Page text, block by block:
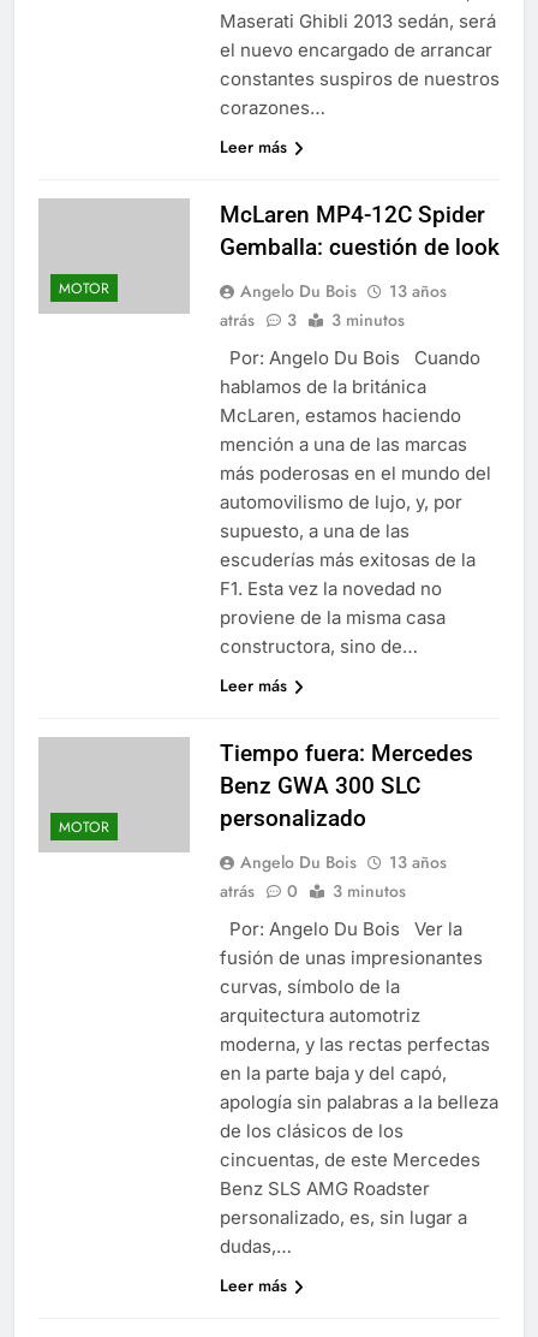
Maserati Ghibli 2013 sedán, será
el nuevo encargado de arrancar
constantes suspiros de nuestros
corazones…
Leer más
MOTOR
McLaren MP4-12C Spider
Gemballa: cuestión de look
Angelo Du Bois
13 años
atrás
3 3 minutos
Por: Angelo Du Bois Cuando
hablamos de la británica
McLaren, estamos haciendo
mención a una de las marcas
más poderosas en el mundo del
automovilismo de lujo, y, por
supuesto, a una de las
escuderías más exitosas de la
F1. Esta vez la novedad no
proviene de la misma casa
constructora, sino de…
Leer más
MOTOR
Tiempo fuera: Mercedes
Benz GWA 300 SLC
personalizado
Angelo Du Bois
13 años
atrás
0 3 minutos
Por: Angelo Du Bois Ver la
fusión de unas impresionantes
curvas, símbolo de la
arquitectura automotriz
moderna, y las rectas perfectas
en la parte baja y del capó,
apología sin palabras a la belleza
de los clásicos de los
cincuentas, de este Mercedes
Benz SLS AMG Roadster
personalizado, es, sin lugar a
dudas,…
Leer más